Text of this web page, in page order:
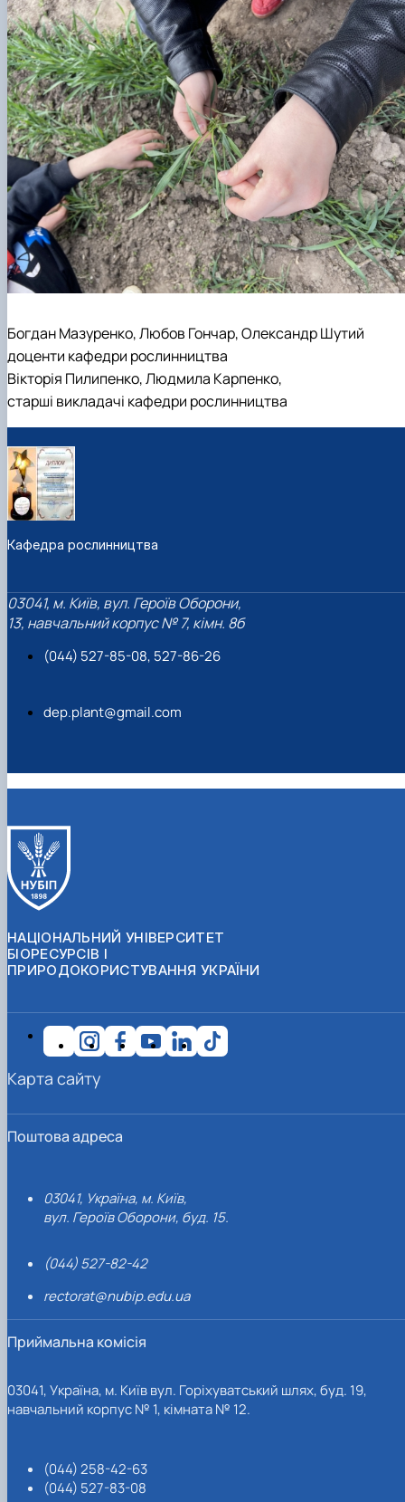
Богдан Мазуренко, Любов Гончар, Олександр Шутий
доценти кафедри рослинництва
Вікторія Пилипенко, Людмила Карпенко,
старші викладачі кафедри рослинництва
Кафедра рослинництва
03041, м. Київ, вул. Героїв Оборони,
13, навчальний корпус № 7, кімн. 8б
(044) 527-85-08, 527-86-26
dep.plant@gmail.com
НАЦІОНАЛЬНИЙ УНІВЕРСИТЕТ
БІОРЕСУРСІВ І
ПРИРОДОКОРИСТУВАННЯ УКРАЇНИ
Поштова адреса
03041, Україна, м. Київ,
вул. Героїв Оборони, буд. 15.
(044) 527-82-42
rectorat@nubip.edu.ua
Приймальна комісія
03041, Україна, м. Київ вул. Горіхуватський шлях, буд. 19,
навчальний корпус № 1, кімната № 12.
(044) 258-42-63
(044) 527-83-08
Карта сайту